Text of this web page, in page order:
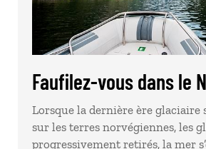
Faufilez-vous dans le
Lorsque la dernière ère glaciaire
sur les terres norvégiennes, les
progressivement retirés, la mer